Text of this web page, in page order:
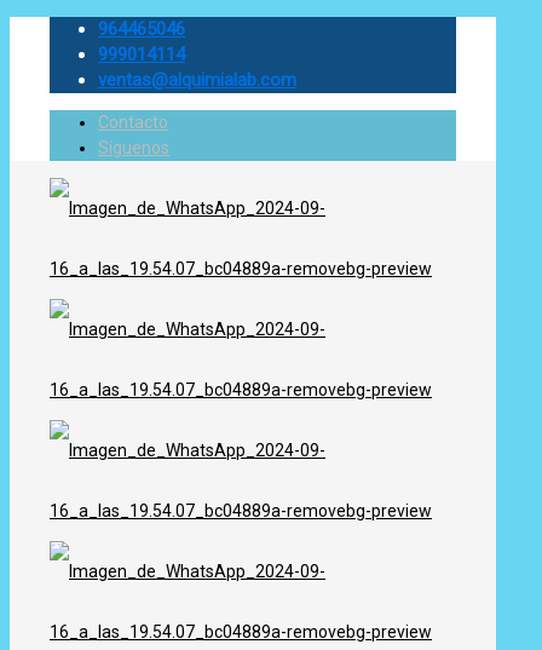
964465046
999014114
ventas@alquimialab.com
Contacto
Síguenos